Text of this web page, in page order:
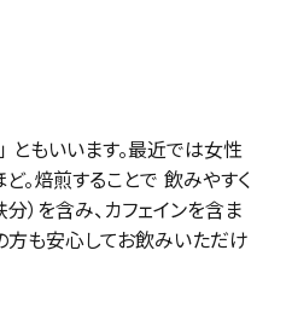
ともいいます。最近では女性
。焙煎することで 飲みやすく
分）を含み、カフェインを含ま
方も安心してお飲みいただけ